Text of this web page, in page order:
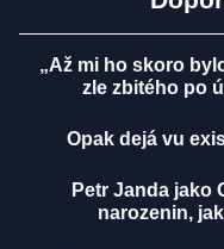
„Až mi ho skoro
zle zbitého po
Opak dejá vu
Petr Janda jako
narozenin,